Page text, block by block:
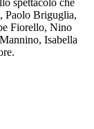
spettacolo che
Paolo Briguglia,
Fiorello, Nino
Isabella